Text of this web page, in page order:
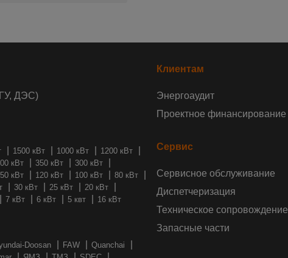
ДЭС)
1500 кВт 1000 кВт
1200 кВт
кВт
350 кВт
300 кВт
кВт
120 кВт 100 кВт
80 кВт
30 кВт 25 кВт
20 кВт
7 кВт
6 кВт 5 квт 16 кВт
Doosan FAW
Quanchai
Клиентам
Энергоаудит
Проектное финансирование
Сервис
Сервисное обслуживание
Диспетчеризация
Техническое сопровождение
Запасные части